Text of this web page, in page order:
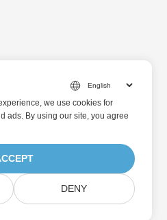
we use cookies for
ads. By using our site, you agree
DENY